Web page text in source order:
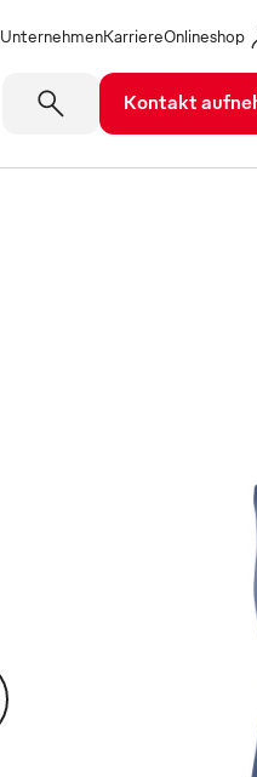
UnternehmenKarriereOnlineshop
Kontakt